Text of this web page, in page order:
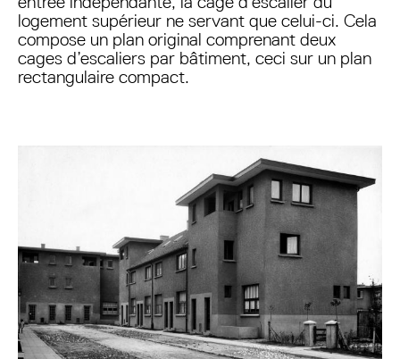
logement supérieur ne servant que celui-ci. Cela
compose un plan original comprenant deux
cages d’escaliers par bâtiment, ceci sur un plan
rectangulaire compact.